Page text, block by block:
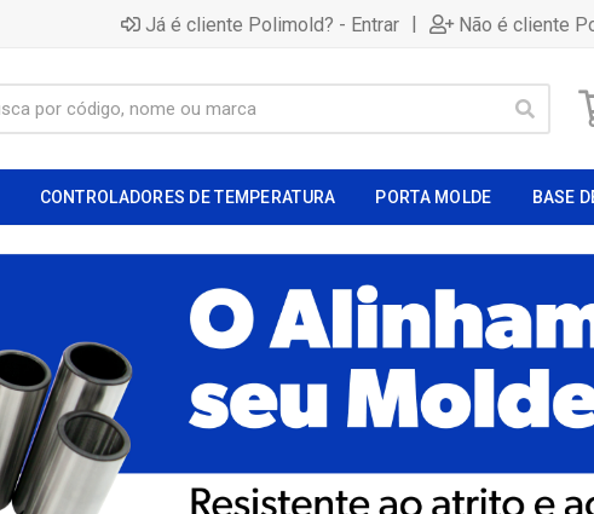
Já é cliente Polimold? - Entrar | Não é cliente
CONTROLADORES DE TEMPERATURA PORTA MOLDE BASE